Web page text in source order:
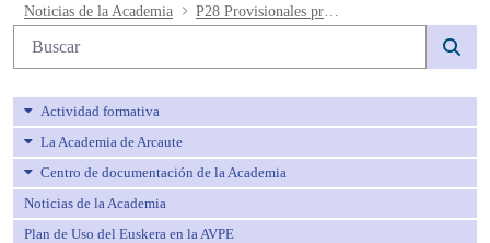
P28 Provisionales pruebas físicas -
Noticias de la Academia
Búsqueda web
Actividad formativa
La Academia de Arcaute
Centro de documentación de la Academia
Noticias de la Academia
Plan de Uso del Euskera en la AVPE